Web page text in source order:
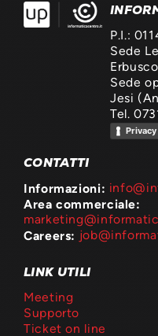
P.I.:
Sede
Sede
Jesi
Tel.
CONTATTI
Informazioni:
Area commerciale:
Careers:
LINK UTILI
Meeting
Supporto
Ticket on line